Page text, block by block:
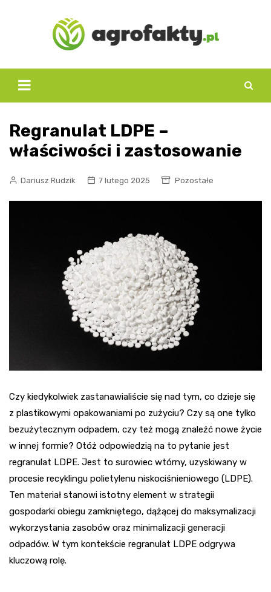
Regranulat LDPE –
właściwości i zastosowanie
Dariusz Rudzik 7 lutego 2025 Pozostałe
Czy kiedykolwiek zastanawialiście się nad tym, co dzieje się
z plastikowymi opakowaniami po zużyciu? Czy są one tylko
bezużytecznym odpadem, czy też mogą znaleźć nowe życie
w innej formie? Otóż odpowiedzią na to pytanie jest
regranulat LDPE. Jest to surowiec wtórny, uzyskiwany w
procesie recyklingu polietylenu niskociśnieniowego (LDPE).
Ten materiał stanowi istotny element w strategii
gospodarki obiegu zamkniętego, dążącej do maksymalizacji
wykorzystania zasobów oraz minimalizacji generacji
odpadów. W tym kontekście regranulat LDPE odgrywa
kluczową rolę.